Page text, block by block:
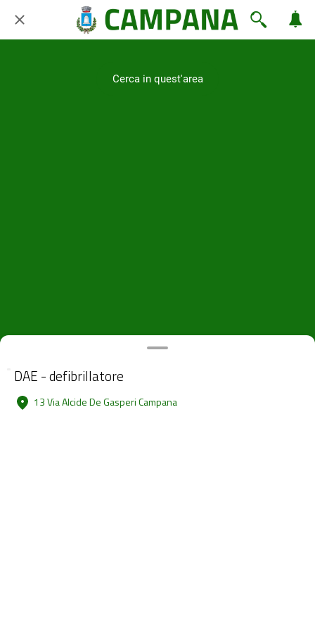
DAE - defibrillatore
13 Via Alcide De Gasperi Campana
Cerca in quest'area